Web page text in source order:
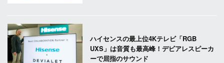
ハイセンスの最上位4Kテレビ「RGB
UXS」は音質も最高峰！デビアレスピーカ
ーで屈指のサウンド